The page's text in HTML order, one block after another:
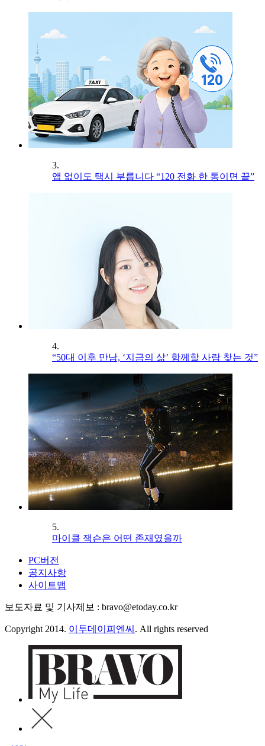
3.
앱 없이도 택시 부릅니다 “120 전화 한 통이면 끝”
4.
“50대 이후 만남, ‘지금의 삶’ 함께할 사람 찾는 것”
5.
마이클 잭슨은 어떤 존재였을까
PC버전
공지사항
사이트맵
보도자료 및 기사제보 : bravo@etoday.co.kr
Copyright 2014. 이투데이피엔씨 . All rights reserved